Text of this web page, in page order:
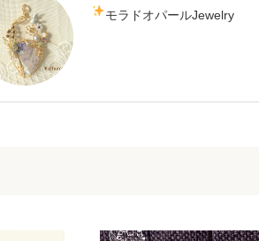
モラドオパールJewelry